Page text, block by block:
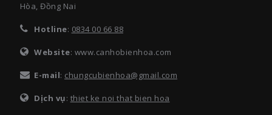
Hòa, Đồng Nai
Hotline: 0834 00 66 88
Website: www.canhobienhoa.com
E-mail: chungcubienhoa@gmail.com
Dịch vụ: thiet ke noi that bien hoa